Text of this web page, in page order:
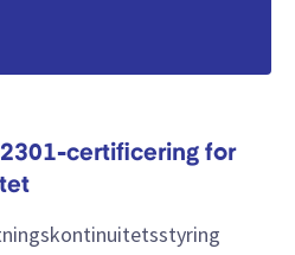
certificering for